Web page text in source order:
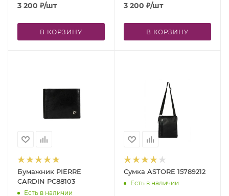
3 200 ₽/шт
В КОРЗИНУ
3 200 ₽/шт
В КОРЗИНУ
Бумажник PIERRE
CARDIN PC88103
Есть в наличии
Сумка ASTORE 15789212
Есть в наличии